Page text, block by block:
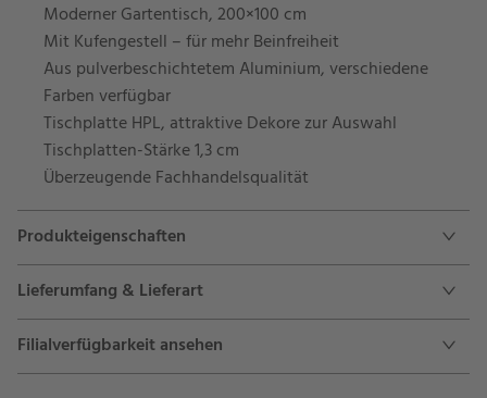
Moderner Gartentisch, 200×100 cm
Mit Kufengestell – für mehr Beinfreiheit
Aus pulverbeschichtetem Aluminium, verschiedene
Farben verfügbar
Tischplatte HPL, attraktive Dekore zur Auswahl
Tischplatten-Stärke 1,3 cm
Überzeugende Fachhandelsqualität
Produkteigenschaften
Lieferumfang & Lieferart
Filialverfügbarkeit ansehen